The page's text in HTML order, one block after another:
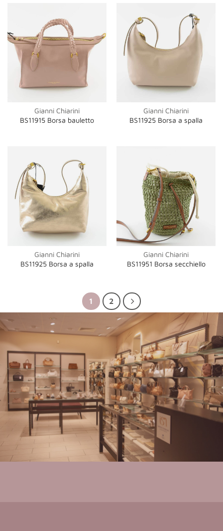
Gianni Chiarini
BS11915 Borsa bauletto
Gianni Chiarini
BS11925 Borsa a spalla
Gianni Chiarini
BS11925 Borsa a spalla
Gianni Chiarini
BS11951 Borsa secchiello
1 2